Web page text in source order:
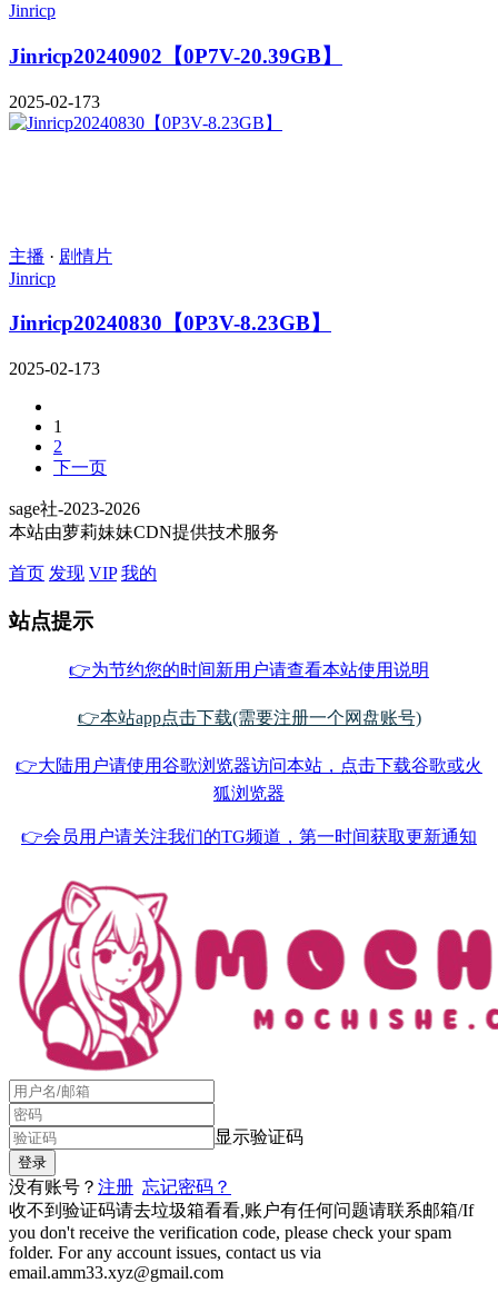
Jinricp
Jinricp20240902【0P7V-20.39GB】
2025-02-173
主播 · 剧情片
Jinricp
Jinricp20240830【0P3V-8.23GB】
2025-02-173
1
2
下一页
sage社-2023-2026
本站由萝莉妹妹CDN提供技术服务
首页 发现 VIP 我的
站点提示
👉为节约您的时间新用户请查看本站使用说明
👉本站app点击下载(需要注册一个网盘账号)
👉大陆用户请使用谷歌浏览器访问本站，点击下载谷歌或火
狐浏览器
👉会员用户请关注我们的TG频道，第一时间获取更新通知
显示验证码
没有账号？ 注册 忘记密码？
收不到验证码请去垃圾箱看看,账户有任何问题请联系邮箱/If
you don't receive the verification code, please check your spam
folder. For any account issues, contact us via
email.amm33.xyz@gmail.com